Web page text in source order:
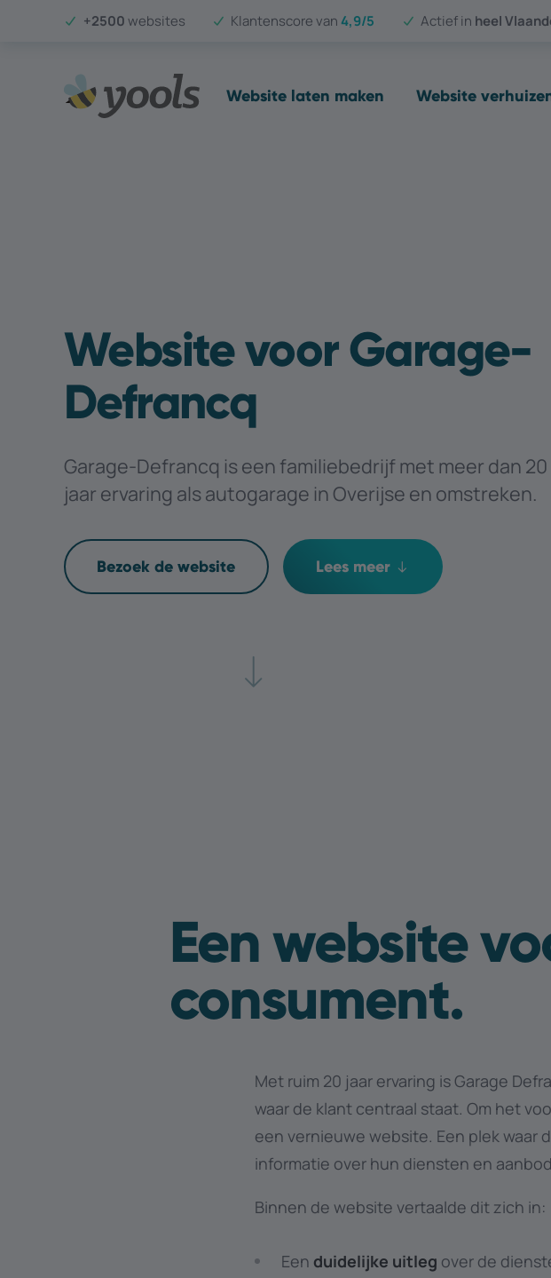
+2500 websites Klantenscore van4,9/5 Actief in heel
Website laten maken Website
Website voor Garage-
Defrancq
Garage-Defrancq is een familiebedrijf met meer dan 20
jaar ervaring als autogarage in Overijse en omstreken.
Bezoek de website Lees meer
Een website
consument.
Met ruim 20 jaar ervaring is Garage
waar de klant centraal staat. Om het
een vernieuwe website. Een plek
informatie over hun diensten en
Binnen de website vertaalde dit zich in:
Een duidelijke uitleg over de